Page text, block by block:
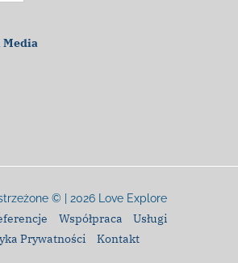
Media
© | 2026 Love Explore
Współpraca
Usługi
Prywatności
Kontakt